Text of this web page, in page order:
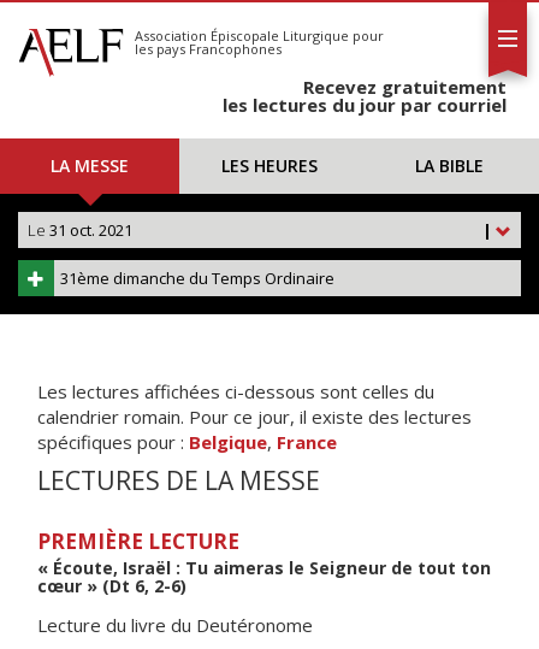
S'abonner
Calendrier
Association Épiscopale Liturgique pour
les pays Francophones
Recevez gratuitement
les lectures du jour par courriel
LA MESSE LES HEURES LA BIBLE
|
Le 31 oct. 2021
31ème dimanche du Temps Ordinaire
Les lectures affichées ci-dessous sont celles du
calendrier romain. Pour ce jour, il existe des lectures
spécifiques pour : Belgique, France
LECTURES DE LA MESSE
PREMIÈRE LECTURE
« Écoute, Israël : Tu aimeras le Seigneur de tout ton
cœur » (Dt 6, 2-6)
Lecture du livre du Deutéronome